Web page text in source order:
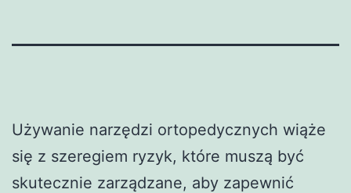
Używanie narzędzi ortopedycznych wiąże
się z szeregiem ryzyk, które muszą być
skutecznie zarządzane, aby zapewnić